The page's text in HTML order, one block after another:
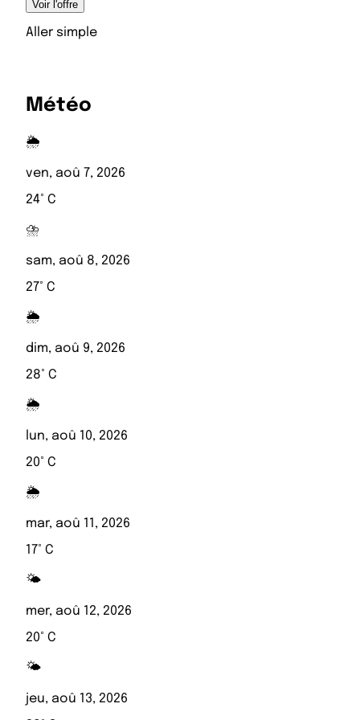
Voir l'offre
Aller simple
Météo
🌦️
ven, aoû 7, 2026
24° C
⛈️
sam, aoû 8, 2026
27° C
🌦️
dim, aoû 9, 2026
28° C
🌦️
lun, aoû 10, 2026
20° C
🌦️
mar, aoû 11, 2026
17° C
🌤️
mer, aoû 12, 2026
20° C
🌤️
jeu, aoû 13, 2026